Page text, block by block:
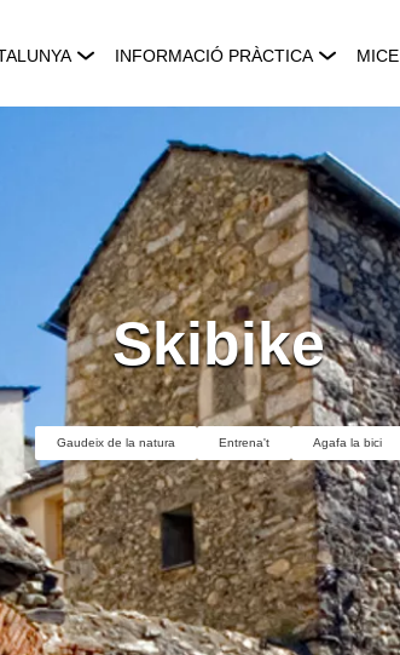
INFORMACIÓ PRÀCTICA MICE
Skibike
Gaudeix de la natura Entrena't Agafa la bici